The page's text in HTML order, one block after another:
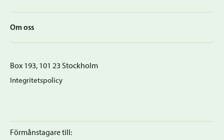
Om oss
Förmånstagare till:
Box 193, 101 23 Stockholm
Integritetspolicy